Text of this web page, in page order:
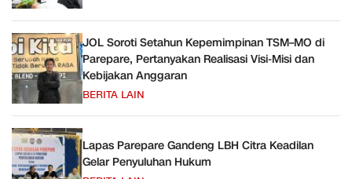
JOL Soroti Setahun Kepemimpinan TSM–MO di
Parepare, Pertanyakan Realisasi Visi-Misi dan
Kebijakan Anggaran
BERITA LAIN
Lapas Parepare Gandeng LBH Citra Keadilan
Gelar Penyuluhan Hukum